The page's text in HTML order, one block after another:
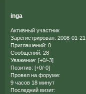
inga
Активный участник
Зарегистрирован: 2008-01-21
Приглашений: 0
Сообщений: 28
Уважение: [+0/-3]
Позитив: [+0/-0]
Провел на форуме:
9 часов 18 минут
Последний визит: